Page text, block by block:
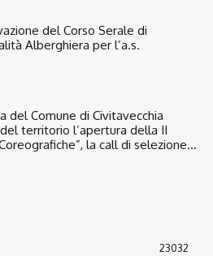
del Corso Serale di
Alberghiera per l’a.s.
del Comune di Civitavecchia
territorio l’apertura della II
la call di selezione...
23032